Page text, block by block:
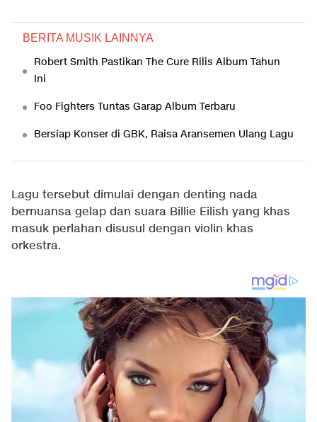
BERITA MUSIK LAINNYA
Robert Smith Pastikan The Cure Rilis Album Tahun
Ini
Foo Fighters Tuntas Garap Album Terbaru
Bersiap Konser di GBK, Raisa Aransemen Ulang Lagu
Lagu tersebut dimulai dengan denting nada
bernuansa gelap dan suara Billie Eilish yang khas
masuk perlahan disusul dengan violin khas
orkestra.